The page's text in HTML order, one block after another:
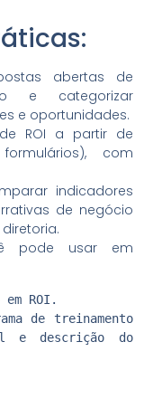
abertas de
e categorizar
e oportunidades.
ROI a partir de
com
indicadores
de negócio
pode usar em
ROI.
de treinamento
e descrição do